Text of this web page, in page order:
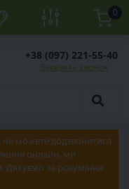
0
+38 (097) 221-55-40
Заказать звонок
можете додзвонитися
онлайн, ми
за розуміння